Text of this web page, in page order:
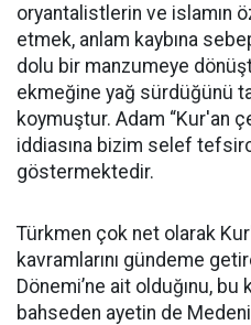
oryantalistlerin ve islamın
etmek, anlam kaybına
dolu bir manzumeye
ekmeğine yağ sürdüğünü
koymuştur. Adam “Kur'an
iddiasına bizim selef
göstermektedir.
Türkmen çok net olarak
kavramlarını gündeme
Dönemi’ne ait olduğınu,
bahseden ayetin de